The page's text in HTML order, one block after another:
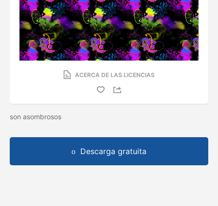
ACERCA DE LAS LICENCIAS
son asombrosos
Descarga gratuita